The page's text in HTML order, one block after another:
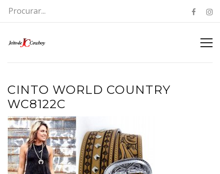
CINTO WORLD COUNTRY
WC8122C